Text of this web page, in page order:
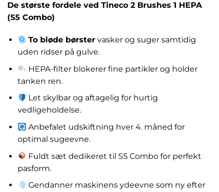
De største fordele ved Tineco 2 Brushes 1 HEPA
(S5 Combo)
To bløde børster vasker og suger samtidig
uden ridser på gulve.
HEPA-filter blokerer fine partikler og holder
tanken ren.
Let skylbar og aftagelig for hurtig
vedligeholdelse.
Anbefalet udskiftning hver 4. måned for
optimal sugeevne.
Fuldt sæt dedikeret til S5 Combo for perfekt
pasform.
Gendanner maskinens ydeevne som ny efter